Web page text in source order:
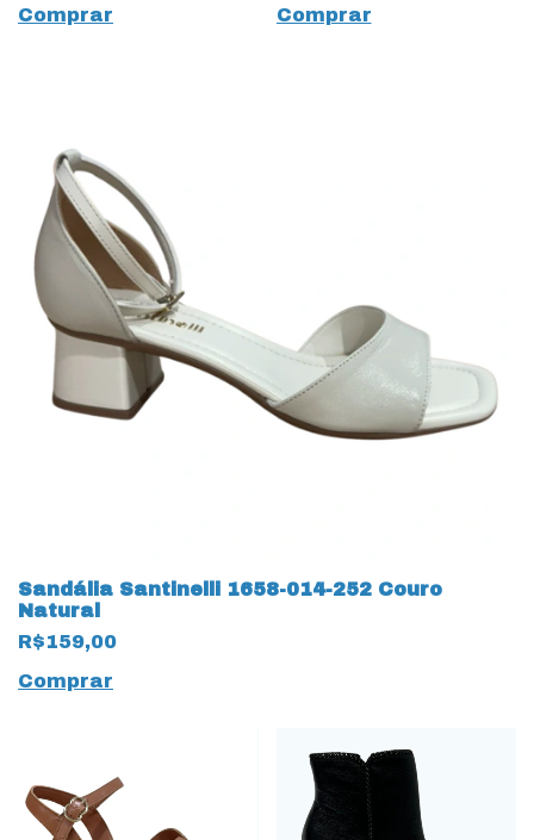
Comprar
Comprar
Sandália Santinelli 1658-014-252 Couro
Natural
R$159,00
Comprar